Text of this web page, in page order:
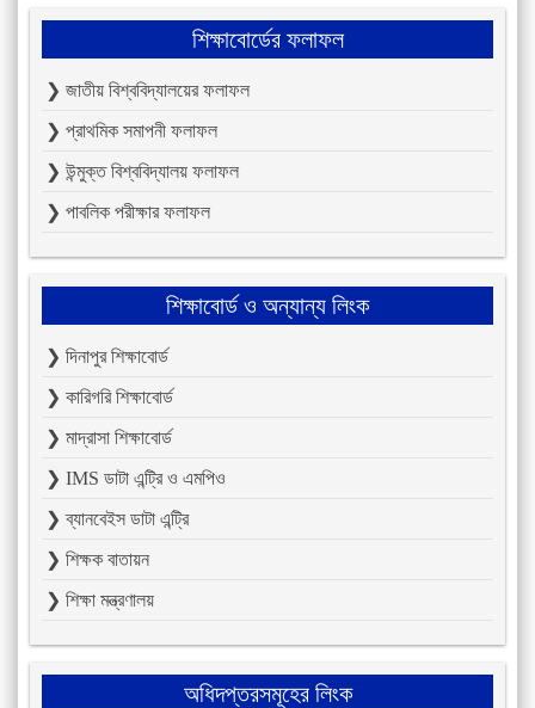
শিক্ষাবোর্ডের ফলাফল
❯ জাতীয় বিশ্ববিদ্যালয়ের ফলাফল
❯ প্রাথমিক সমাপনী ফলাফল
❯ উন্মুক্ত বিশ্ববিদ্যালয় ফলাফল
❯ পাবলিক পরীক্ষার ফলাফল
শিক্ষাবোর্ড ও অন্যান্য লিংক
❯ দিনাপুর শিক্ষাবোর্ড
❯ কারিগরি শিক্ষাবোর্ড
❯ মাদ্রাসা শিক্ষাবোর্ড
❯ IMS ডাটা এন্ট্রি ও এমপিও
❯ ব্যানবেইস ডাটা এন্ট্রি
❯ শিক্ষক বাতায়ন
❯ শিক্ষা মন্ত্রণালয়
অধিদপ্তরসমূহের লিংক